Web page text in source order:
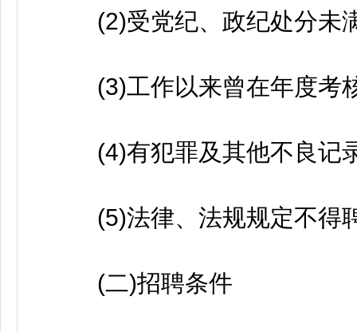
(2)受党纪、政纪处分未
(3)工作以来曾在年度考
(4)有犯罪及其他不良记
(5)法律、法规规定不得
(二)招聘条件